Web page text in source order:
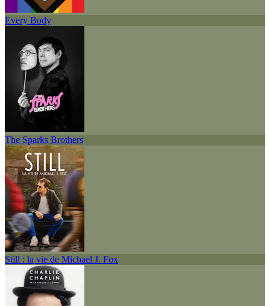
Every Body
The Sparks Brothers
Still : la vie de Michael J. Fox